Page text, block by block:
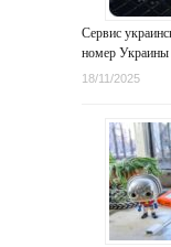
Сервис
номер Украины
18/11/2025